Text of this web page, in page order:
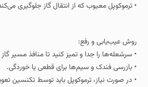
• ترموکوپل معیوب که از انتقال گاز جلوگیری
روش عیب‌یابی و رفع:
• سرشعله‌ها را جدا و تمیز کنید تا منافذ مسیر
• بازرسی فندک و سیم‌ها برای قطعی یا خوردگی.
• در صورت نیاز، ترموکوپل باید توسط تکنسین